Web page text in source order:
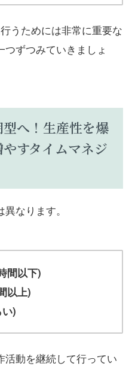
うためには非常に重要な
ずつみていきましょ
型へ！生産性を爆
すタイムマネジ
なります。
間以下)
以上)
)
活動を継続して行ってい